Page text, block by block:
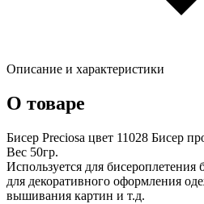
Описание и характеристики
О товаре
Бисер Preciosa цвет 11028 Бисер
Вес 50гр.
Используется для бисероплетения
для декоративного оформления
вышивания картин и т.д.